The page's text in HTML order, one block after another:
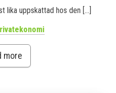
lika uppskattad hos den […]
more